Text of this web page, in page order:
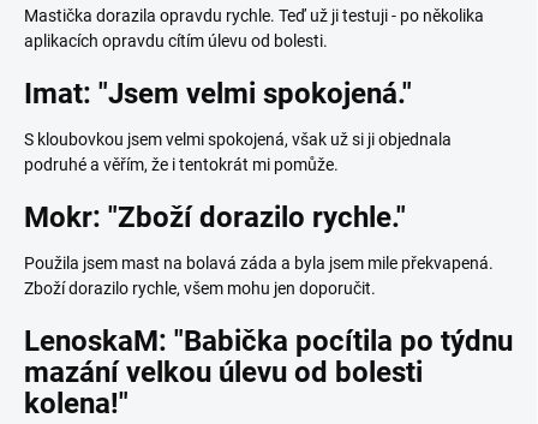
Mastička dorazila opravdu rychle. Teď už ji testuji - po několika
aplikacích opravdu cítím úlevu od bolesti.
Imat: "Jsem velmi spokojená."
S kloubovkou jsem velmi spokojená, však už si ji objednala
podruhé a věřím, že i tentokrát mi pomůže.
Mokr: "Zboží dorazilo rychle."
Použila jsem mast na bolavá záda a byla jsem mile překvapená.
Zboží dorazilo rychle, všem mohu jen doporučit.
LenoskaM: "Babička pocítila po týdnu
mazání velkou úlevu od bolesti
kolena!"